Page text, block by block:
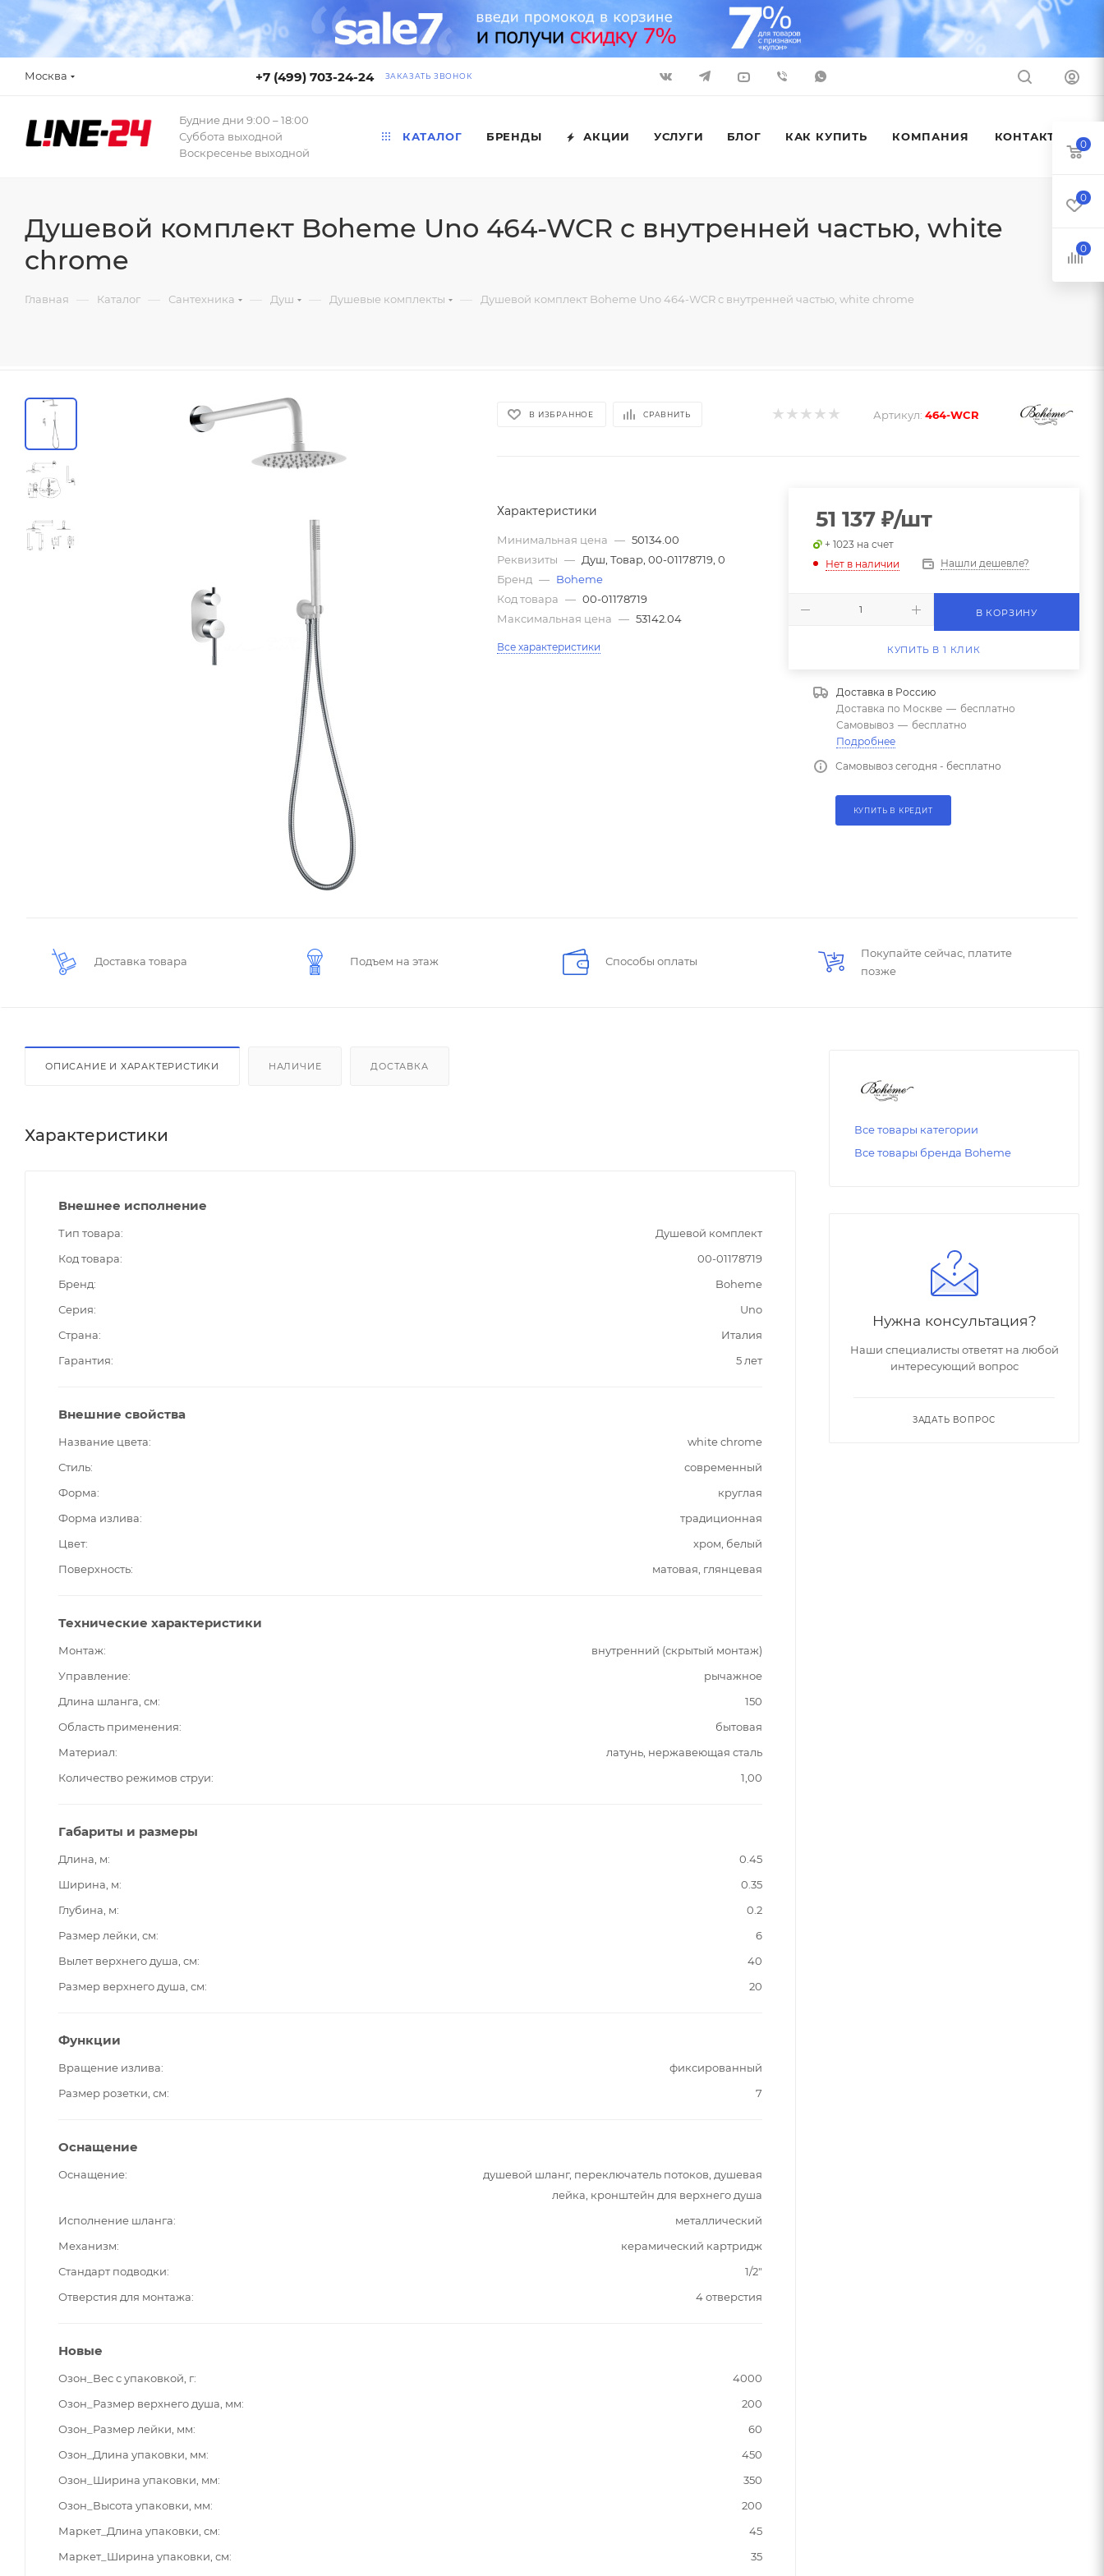
Москва +7 (499) 703-24-24 ЗАКАЗАТЬ ЗВОНОК
Будние дни 9:00 – 18:00
Суббота выходной
Воскресенье выходной
КАТАЛОГ БРЕНДЫ АКЦИИ УСЛУГИ БЛОГ КАК КУПИТЬ КОМПАНИЯ КОНТАКТЫ
Душевой комплект Boheme Uno 464-WCR с внутренней частью, white
chrome
Главная — Каталог — Сантехника — Душ — Душевые комплекты — Душевой комплект Boheme Uno 464-WCR с внутренней частью, white chrome
В ИЗБРАННОЕ СРАВНИТЬ Артикул: 464-WCR
Характеристики
Минимальная цена — 50134.00
Реквизиты — Душ, Товар, 00-01178719, 0
Бренд — Boheme
Код товара — 00-01178719
Максимальная цена — 53142.04
Все характеристики
51 137₽/шт
+ 1023 на счет
Нет в наличии
Нашли дешевле?
В КОРЗИНУ
КУПИТЬ В 1 КЛИК
Доставка в Россию
Доставка по Москве — бесплатно
Самовывоз — бесплатно
Подробнее
Самовывоз сегодня - бесплатно
КУПИТЬ В КРЕДИТ
Доставка товара Подъем на этаж Способы оплаты
Покупайте сейчас, платите
позже
ОПИСАНИЕ И ХАРАКТЕРИСТИКИ НАЛИЧИЕ ДОСТАВКА
Характеристики
Внешнее исполнение
Тип товара
Душевой комплект
Код товара
00-01178719
Бренд
Boheme
Серия
Uno
Страна
Италия
Гарантия
5 лет
Внешние свойства
Название цвета
white chrome
Стиль
современный
Форма
круглая
Форма излива
традиционная
Цвет
хром, белый
Поверхность
матовая, глянцевая
Технические характеристики
Монтаж
внутренний (скрытый монтаж)
Управление
рычажное
Длина шланга, см
150
Область применения
бытовая
Материал
латунь, нержавеющая сталь
Количество режимов струи
1,00
Габариты и размеры
Длина, м
0.45
Ширина, м
0.35
Глубина, м
0.2
Размер лейки, см
6
Вылет верхнего душа, см
40
Размер верхнего душа, см
20
Функции
Вращение излива
фиксированный
Размер розетки, см
7
Оснащение
Оснащение
душевой шланг, переключатель потоков, душевая
лейка, кронштейн для верхнего душа
Исполнение шланга
металлический
Механизм
керамический картридж
Стандарт подводки
1/2"
Отверстия для монтажа
4 отверстия
Новые
Озон_Вес с упаковкой, г
4000
Озон_Размер верхнего душа, мм
200
Озон_Размер лейки, мм
60
Озон_Длина упаковки, мм
450
Озон_Ширина упаковки, мм
350
Озон_Высота упаковки, мм
200
Маркет_Длина упаковки, см
45
Маркет_Ширина упаковки, см
35
Все товары категории
Все товары бренда Boheme
Нужна консультация?
Наши специалисты ответят на любой
интересующий вопрос
ЗАДАТЬ ВОПРОС
0
0
0